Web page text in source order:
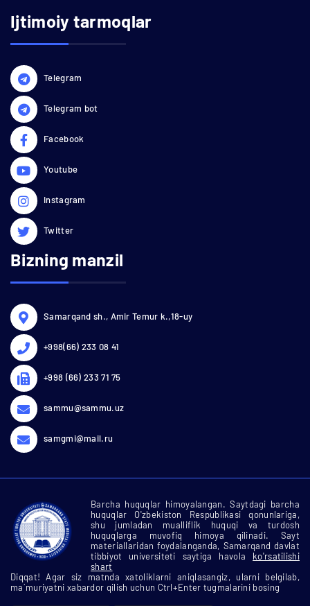
Ijtimoiy tarmoqlar
Telegram
Telegram bot
Facebook
Youtube
Instagram
Twitter
Bizning manzil
Samarqand sh., Amir Temur k.,18-uy
+998(66) 233 08 41
+998 (66) 233 71 75
sammu@sammu.uz
samgmi@mail.ru
Barcha huquqlar himoyalangan. Saytdagi barcha
huquqlar O'zbekiston Respublikasi qonunlariga,
shu jumladan mualliflik huquqi va turdosh
huquqlarga muvofiq himoya qilinadi. Sayt
materiallaridan foydalanganda, Samarqand davlat
tibbiyot universiteti saytiga havola ko'rsatilishi
shart
Diqqat! Agar siz matnda xatoliklarni aniqlasangiz, ularni belgilab,
ma`muriyatni xabardor qilish uchun Ctrl+Enter tugmalarini bosing